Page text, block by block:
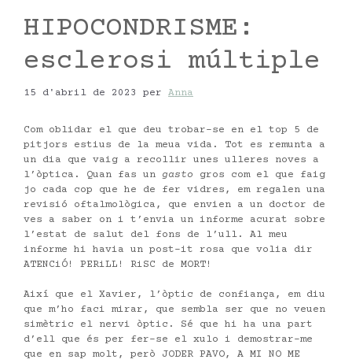
HIPOCONDRISME:
esclerosi múltiple
15 d'abril de 2023 per Anna
Com oblidar el que deu trobar-se en el top 5 de
pitjors estius de la meua vida. Tot es remunta a
un dia que vaig a recollir unes ulleres noves a
l’òptica. Quan fas un gasto gros com el que faig
jo cada cop que he de fer vidres, em regalen una
revisió oftalmològica, que envien a un doctor de
ves a saber on i t’envia un informe acurat sobre
l’estat de salut del fons de l’ull. Al meu
informe hi havia un post-it rosa que volia dir
ATENCiÓ! PERiLL! RiSC de MORT!
Així que el Xavier, l’òptic de confiança, em diu
que m’ho faci mirar, que sembla ser que no veuen
simètric el nervi òptic. Sé que hi ha una part
d’ell que és per fer-se el xulo i demostrar-me
que en sap molt, però JODER PAVO, A MI NO ME